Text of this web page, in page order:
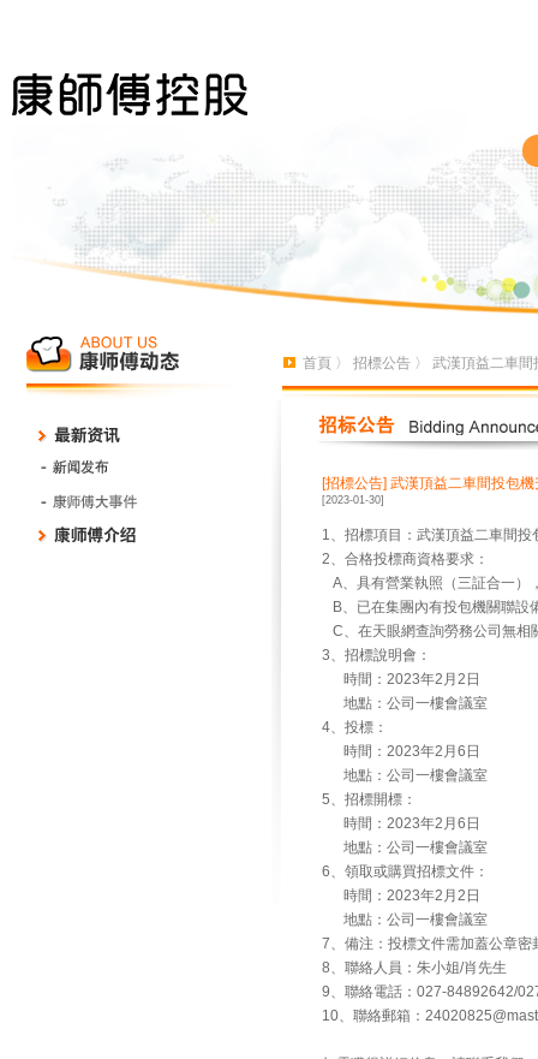
首頁 〉 招標公告 〉 武漢頂益二車
[招標公告] 武漢頂益二車間投包
[2023-01-30]
1、招標項目：武漢頂益二車間
2、合格投標商資格要求：
A、具有營業執照（三証合一）
B、已在集團內有投包機關聯設
C、在天眼網查詢勞務公司無相
3、招標說明會：
時間：2023年2月2日
地點：公司一樓會議室
4、投標：
時間：2023年2月6日
地點：公司一樓會議室
5、招標開標：
時間：2023年2月6日
地點：公司一樓會議室
6、領取或購買招標文件：
時間：2023年2月2日
地點：公司一樓會議室
7、備注：投標文件需加蓋公章
8、聯絡人員：朱小姐/肖先生
9、聯絡電話：027-84892642/
10、聯絡郵箱：